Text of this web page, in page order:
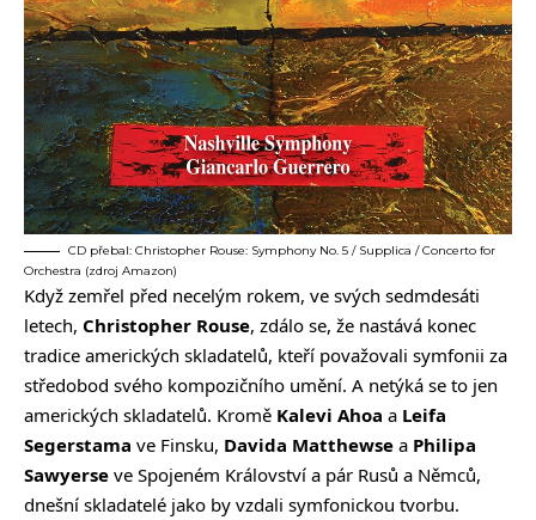
CD přebal: Christopher Rouse: Symphony No. 5 / Supplica / Concerto for
Orchestra (zdroj Amazon)
Když zemřel před necelým rokem, ve svých sedmdesáti
letech, Christopher Rouse, zdálo se, že nastává konec
tradice amerických skladatelů, kteří považovali symfonii za
středobod svého kompozičního umění. A netýká se to jen
amerických skladatelů. Kromě Kalevi Ahoa a Leifa
Segerstama ve Finsku, Davida Matthewse a Philipa
Sawyerse ve Spojeném Království a pár Rusů a Němců,
dnešní skladatelé jako by vzdali symfonickou tvorbu.